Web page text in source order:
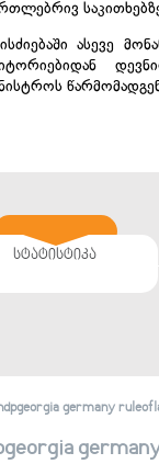
ასევე
სტატისტიკა
germany